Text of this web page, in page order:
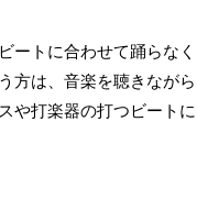
ートに合わせて踊らなく
方は、音楽を聴きながら
や打楽器の打つビートに